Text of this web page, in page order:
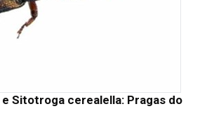
Sitotroga cerealella: Pragas do